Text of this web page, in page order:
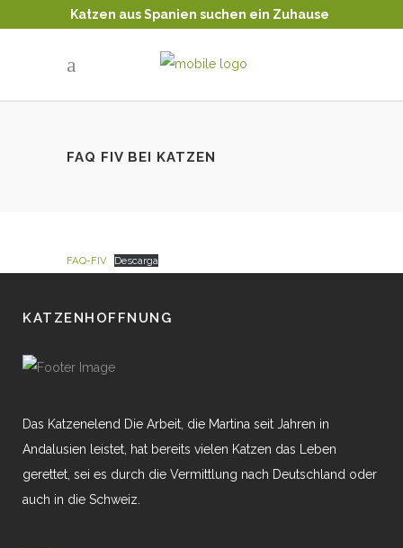
Katzen aus Spanien suchen ein Zuhause
FAQ FIV BEI KATZEN
FAQ-FIV Descarga
KATZENHOFFNUNG
Das Katzenelend Die Arbeit, die Martina seit Jahren in
Andalusien leistet, hat bereits vielen Katzen das Leben
gerettet, sei es durch die Vermittlung nach Deutschland oder
auch in die Schweiz.